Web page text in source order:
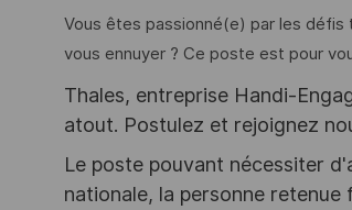
Vous êtes passionné(e) par les défis
vous ennuyer ? Ce poste est pour
Thales, entreprise Handi-
atout. Postulez et rejoignez
Le poste pouvant nécessiter
nationale, la personne